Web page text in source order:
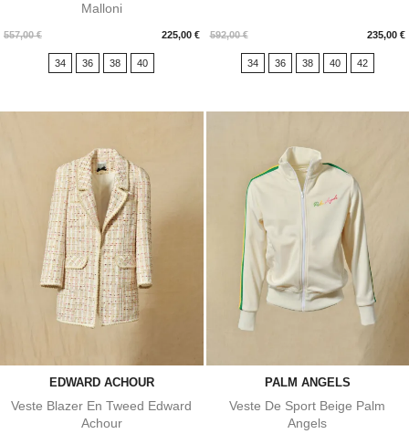
Malloni
557,00 € 225,00 €
Prix
34 36 38 40
592,00 € 235,00 €
Prix
34 36 38 40 42
EDWARD ACHOUR
Veste Blazer En Tweed Edward
Achour
PALM ANGELS
Veste De Sport Beige Palm
Angels